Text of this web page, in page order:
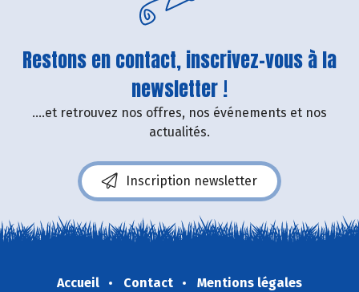
Restons en contact, inscrivez-vous à la
newsletter !
....et retrouvez nos offres, nos événements et nos
actualités.
Inscription newsletter
Accueil Contact
Mentions légales